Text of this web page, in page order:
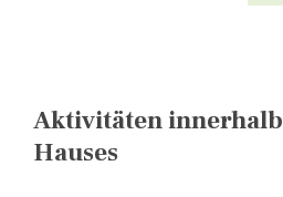
Aktivitäten
Hauses